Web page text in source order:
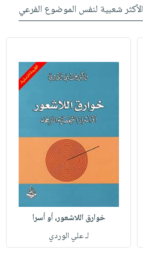
الأكثر شعبية لنفس الموضوع الفرعي
خوارق اللاشعور، أو أسرا
لـ علي الوردي